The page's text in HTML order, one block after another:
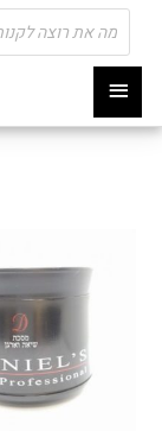
תפריט
ראשי
Products
search